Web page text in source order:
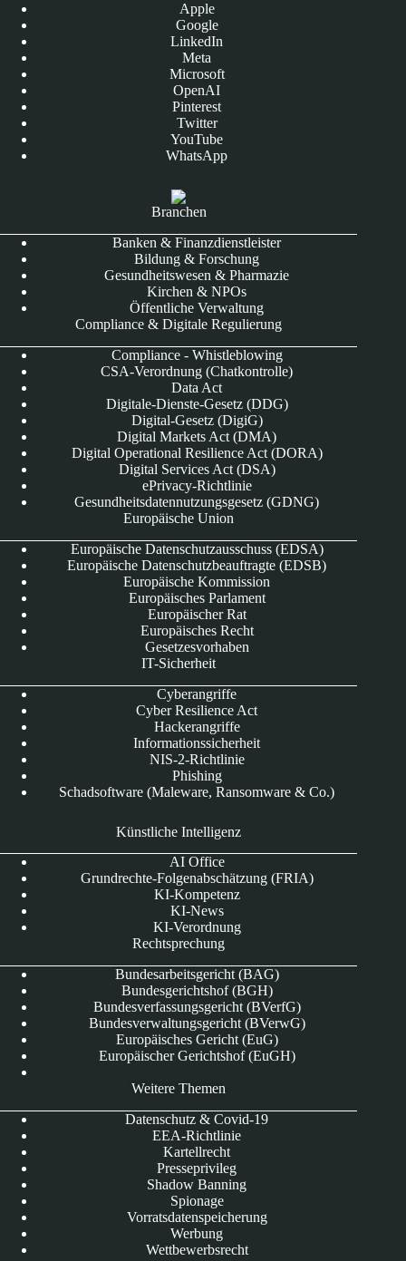
Apple
Google
LinkedIn
Meta
Microsoft
OpenAI
Pinterest
Twitter
YouTube
WhatsApp
Branchen
Banken & Finanzdienstleister
Bildung & Forschung
Gesundheitswesen & Pharmazie
Kirchen & NPOs
Öffentliche Verwaltung
Compliance & Digitale Regulierung
Compliance - Whistleblowing
CSA-Verordnung (Chatkontrolle)
Data Act
Digitale-Dienste-Gesetz (DDG)
Digital-Gesetz (DigiG)
Digital Markets Act (DMA)
Digital Operational Resilience Act (DORA)
Digital Services Act (DSA)
ePrivacy-Richtlinie
Gesundheitsdatennutzungsgesetz (GDNG)
Europäische Union
Europäische Datenschutzausschuss (EDSA)
Europäische Datenschutzbeauftragte (EDSB)
Europäische Kommission
Europäisches Parlament
Europäischer Rat
Europäisches Recht
Gesetzesvorhaben
IT-Sicherheit
Cyberangriffe
Cyber Resilience Act
Hackerangriffe
Informationssicherheit
NIS-2-Richtlinie
Phishing
Schadsoftware (Maleware, Ransomware & Co.)
Künstliche Intelligenz
AI Office
Grundrechte-Folgenabschätzung (FRIA)
KI-Kompetenz
KI-News
KI-Verordnung
Rechtsprechung
Bundesarbeitsgericht (BAG)
Bundesgerichtshof (BGH)
Bundesverfassungsgericht (BVerfG)
Bundesverwaltungsgericht (BVerwG)
Europäisches Gericht (EuG)
Europäischer Gerichtshof (EuGH)
Weitere Themen
Datenschutz & Covid-19
EEA-Richtlinie
Kartellrecht
Presseprivileg
Shadow Banning
Spionage
Vorratsdatenspeicherung
Werbung
Wettbewerbsrecht